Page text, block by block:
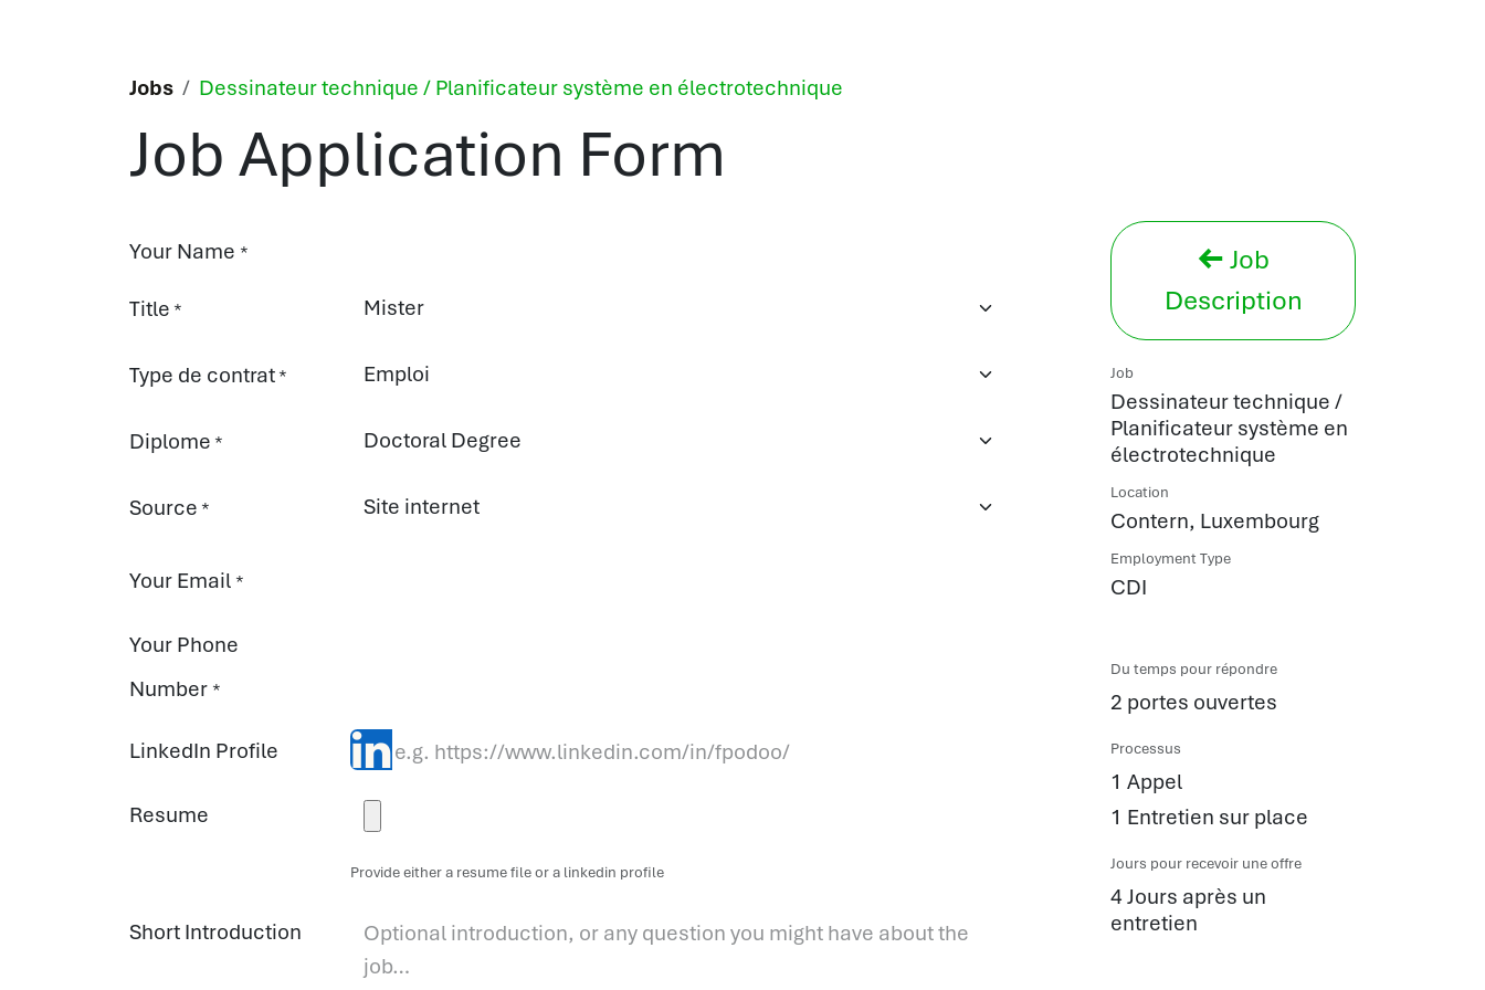
Jobs Dessinateur technique / Planificateur système en électrotechnique
Job Application Form
Your Name *
Title *
Type de contrat*
Diplome *
Source *
Your Email *
Your Phone
Number *
LinkedIn Profile
Resume
Provide either a resume file or a linkedin profile
Short Introduction
Job
Description
Job
Dessinateur technique /
Planificateur système en
électrotechnique
Location
Contern, Luxembourg
Employment Type
CDI
Du temps pour répondre
2 portes ouvertes
Processus
1 Appel
1 Entretien sur place
Jours pour recevoir une offre
4 Jours après un
entretien